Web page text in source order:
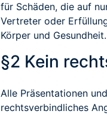
für Schäden, die auf
Vertreter oder
Körper und Gesundheit.
§2 Kein
Alle Präsentationen
rechtsverbindliches